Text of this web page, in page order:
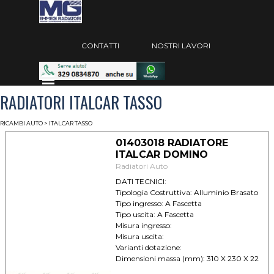
Vai ai contenuti
Salta menù
CONTATTI NOSTRI LAVORI
Salta menù
RADIATORI ITALCAR TASSO
RICAMBI AUTO > ITALCAR TASSO
01403018 RADIATORE
ITALCAR DOMINO
Radiatori Auto
DATI TECNICI:
Tipologia Costruttiva: Alluminio Brasato
Tipo ingresso: A Fascetta
Tipo uscita: A Fascetta
Misura ingresso:
Misura uscita:
Varianti dotazione:
Dimensioni massa (mm): 310 X 230 X 22